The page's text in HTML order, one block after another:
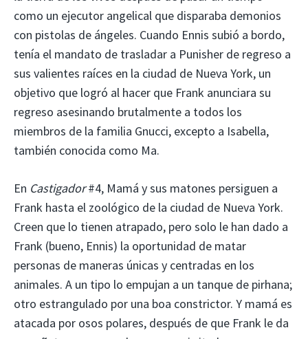
como un ejecutor angelical que disparaba demonios
con pistolas de ángeles. Cuando Ennis subió a bordo,
tenía el mandato de trasladar a Punisher de regreso a
sus valientes raíces en la ciudad de Nueva York, un
objetivo que logró al hacer que Frank anunciara su
regreso asesinando brutalmente a todos los
miembros de la familia Gnucci, excepto a Isabella,
también conocida como Ma.
En Castigador#4, Mamá y sus matones persiguen a
Frank hasta el zoológico de la ciudad de Nueva York.
Creen que lo tienen atrapado, pero solo le han dado a
Frank (bueno, Ennis) la oportunidad de matar
personas de maneras únicas y centradas en los
animales. A un tipo lo empujan a un tanque de pirhana;
otro estrangulado por una boa constrictor. Y mamá es
atacada por osos polares, después de que Frank le da